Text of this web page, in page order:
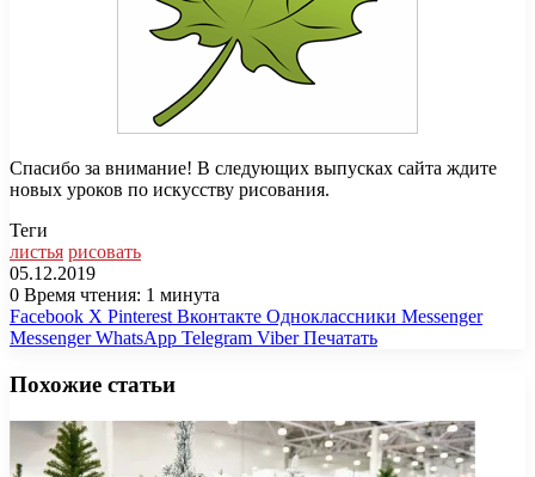
Спасибо за внимание! В следующих выпусках сайта ждите
новых уроков по искусству рисования.
Теги
листья рисовать
05.12.2019
0 Время чтения: 1 минута
Facebook X Pinterest Вконтакте Одноклассники Messenger
Messenger WhatsApp Telegram Viber Печатать
Похожие статьи